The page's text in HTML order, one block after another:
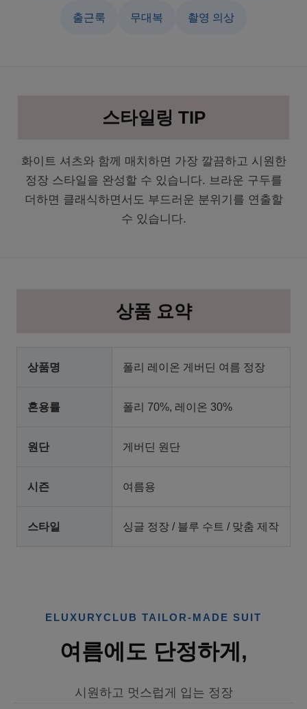
출근룩 무대복 촬영 의상
스타일링 TIP
화이트 셔츠와 함께 매치하면 가장 깔끔하고 시원한
정장 스타일을 완성할 수 있습니다. 브라운 구두를
더하면 클래식하면서도 부드러운 분위기를 연출할
수 있습니다.
상품 요약
상품명 폴리 레이온 게버딘 여름 정장
혼용률 폴리 70%, 레이온 30%
원단 게버딘 원단
시즌 여름용
스타일 싱글 정장 / 블루 수트 / 맞춤 제작
ELUXURYCLUB TAILOR-MADE SUIT
여름에도 단정하게,
시원하고 멋스럽게 입는 정장